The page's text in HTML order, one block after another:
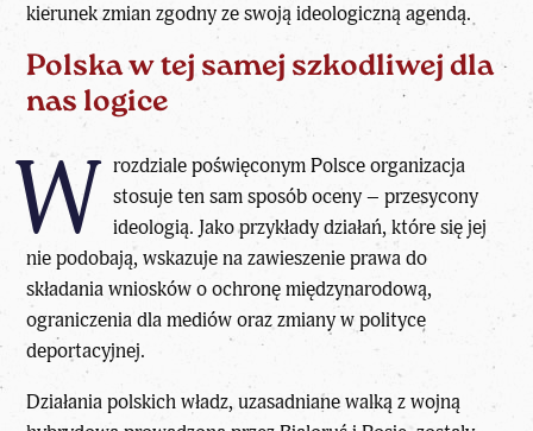
kierunek zmian zgodny ze swoją ideologiczną agendą.
Polska w tej samej szkodliwej dla
nas logice
W rozdziale poświęconym Polsce organizacja
stosuje ten sam sposób oceny – przesycony
ideologią. Jako przykłady działań, które się jej
nie podobają, wskazuje na zawieszenie prawa do
składania wniosków o ochronę międzynarodową,
ograniczenia dla mediów oraz zmiany w polityce
deportacyjnej.
Działania polskich władz, uzasadniane walką z wojną